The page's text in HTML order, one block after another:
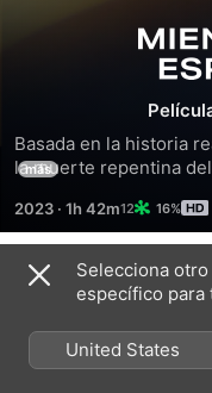
al
Basada en la historia
la muerte repentina
hijas. La situación es
depende de ello, y a
tormenta que hace
aterrizaje.
más
2023 · 1h 42m 16%
Tráileres
Selecciona
específico para
United States